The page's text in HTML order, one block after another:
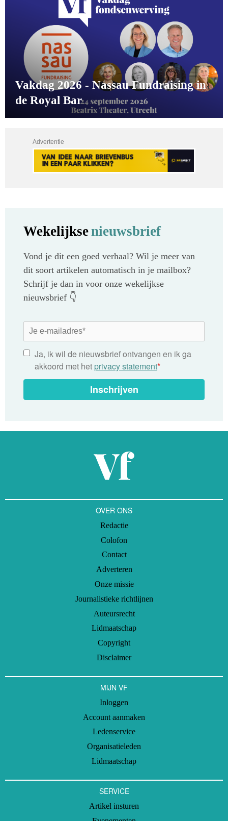
Vakdag 2026 - Nassau Fundraising in
de Royal Bar
Advertentie
Wekelijksenieuwsbrief
Vond je dit een goed verhaal? Wil je meer van
dit soort artikelen automatisch in je mailbox?
Schrijf je dan in voor onze wekelijkse
nieuwsbrief 👇
Ja, ik wil de nieuwsbrief ontvangen en ik ga
akkoord met het privacy statement*
Inschrijven
OVER ONS
Redactie
Colofon
Contact
Adverteren
Onze missie
Journalistieke richtlijnen
Auteursrecht
Lidmaatschap
Copyright
Disclaimer
MIJN VF
Inloggen
Account aanmaken
Ledenservice
Organisatieleden
Lidmaatschap
SERVICE
Artikel insturen